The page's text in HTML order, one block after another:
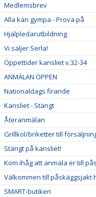
Medlemsbrev
Alla kan gympa - Prova på
Hjälpledarutbildning
Vi säljer Serla!
Öppettider kansliet v.32-34
ANMÄLAN ÖPPEN
Nationaldags firande
Kansliet - Stängt
Återanmälan
Grillkol/briketter till
Stängt på kansliet!
Kom ihåg att anmäla er till
Välkommen till påskäggsjakt
SMART-butiken